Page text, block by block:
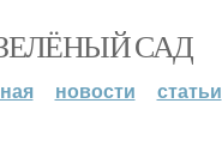
САД
новости статьи